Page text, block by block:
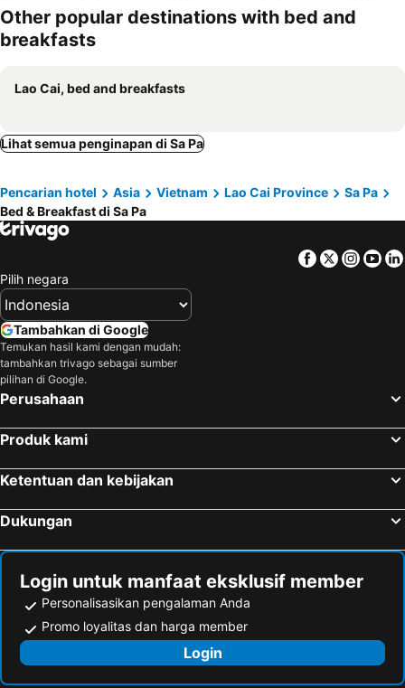
renang
peliharaan
Other popular destinations with bed and
breakfasts
Lao Cai, bed and breakfasts
Lihat semua penginapan di Sa Pa
Pencarian hotel Asia Vietnam Lao Cai Province
Sa Pa
Bed & Breakfast di Sa Pa
Facebook
Twitter
Pilih negara
Tambahkan di Google
Temukan hasil kami dengan mudah:
tambahkan trivago sebagai sumber
pilihan di Google.
Perusahaan
Produk kami
Ketentuan dan kebijakan
Dukungan
Login untuk manfaat eksklusif member
Personalisasikan pengalaman Anda
Promo loyalitas dan harga member
Login